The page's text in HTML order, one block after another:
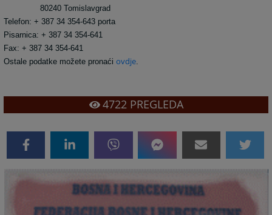
80240 Tomislavgrad
Telefon: + 387 34 354-643 porta
Pisarnica: + 387 34 354-641
Fax: + 387 34 354-641
Ostale podatke možete pronaćiovdje
4722PREGLEDA